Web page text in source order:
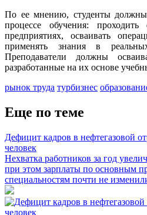
По ее мнению, студенты
процессе обучения:
предприятиях, осваивать
применять знания в
Преподаватели должны
разработанные на их основе
рынок труда турбизнес
Еще по теме
Дефицит кадров в нефтегазовой
человек
Нехватка работников за год
при этом зарплаты по основным
специальностям почти не